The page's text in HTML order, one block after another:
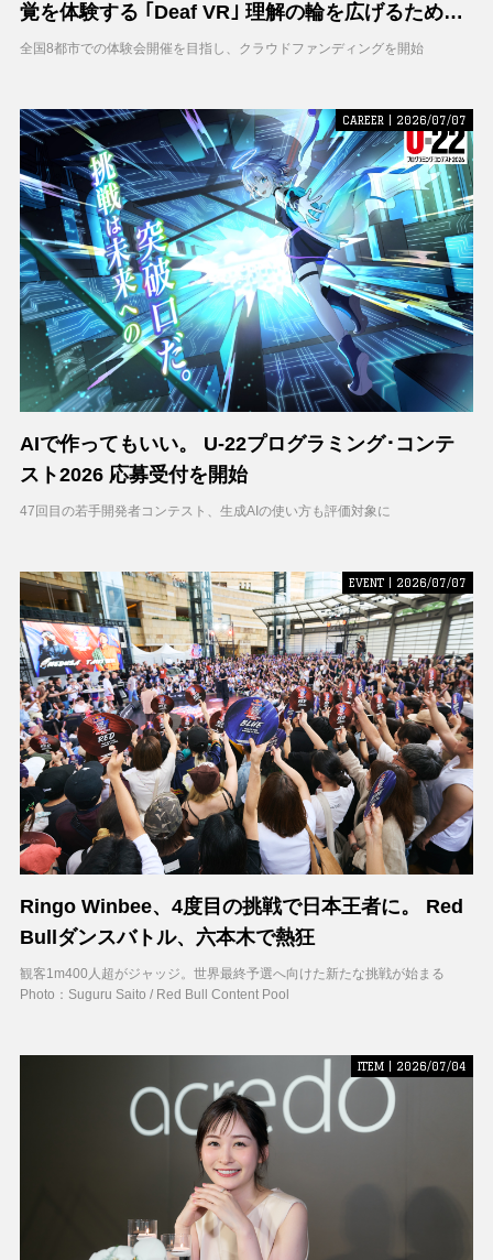
覚を体験する ｢Deaf VR｣ 理解の輪を広げるため支
援募集を開始
全国8都市での体験会開催を目指し、クラウドファンディングを開始
CAREER | 2026/07/07
AIで作ってもいい。 U-22プログラミング･コンテ
スト2026 応募受付を開始
47回目の若手開発者コンテスト、生成AIの使い方も評価対象に
EVENT | 2026/07/07
Ringo Winbee、4度目の挑戦で日本王者に。 Red
Bullダンスバトル、六本木で熱狂
観客1m400人超がジャッジ。世界最終予選へ向けた新たな挑戦が始まる
Photo：Suguru Saito / Red Bull Content Pool
ITEM | 2026/07/04